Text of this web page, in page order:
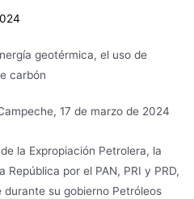
geotérmica, el uso de
carbón
17 de marzo de 2024
la Expropiación Petrolera, la
por el PAN, PRI y PRD,
su gobierno Petróleos